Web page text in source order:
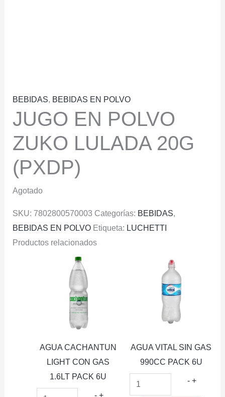
BEBIDAS, BEBIDAS EN POLVO
JUGO EN POLVO
ZUKO LULADA 20G
(PXDP)
Agotado
SKU: 7802800570003 Categorías: BEBIDAS,
BEBIDAS EN POLVO Etiqueta: LUCHETTI
Productos relacionados
AGUA CACHANTUN
LIGHT CON GAS
1.6LT PACK 6U
- AGUA
+
AGUA VITAL SIN GAS
990CC PACK 6U
- AGUA
+